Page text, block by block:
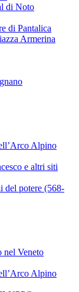
di Noto
di Pantalica
Armerina
Alpino
e altri siti
del potere (568-
nel Veneto
Alpino